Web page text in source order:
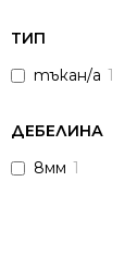
ТИП
тъкан/а 1
ДЕБЕЛИНА
8мм 1